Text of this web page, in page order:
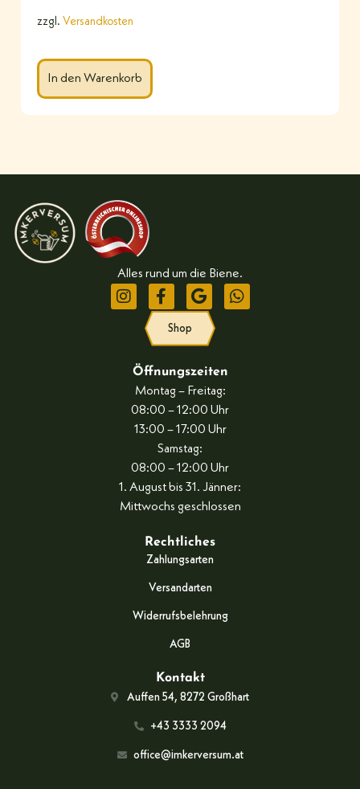
zzgl. Versandkosten
In den Warenkorb
Alles rund um die Biene.
Shop
Öffnungszeiten
Montag – Freitag:
08:00 – 12:00 Uhr
13:00 – 17:00 Uhr
Samstag:
08:00 – 12:00 Uhr
1. August bis 31. Jänner:
Mittwochs geschlossen
Rechtliches
Zahlungsarten
Versandarten
Widerrufsbelehrung
AGB
Kontakt
Auffen 54, 8272 Großhart
+43 3333 2094
office@imkerversum.at